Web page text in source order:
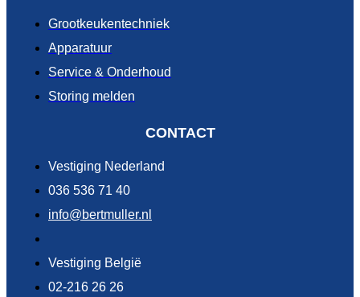
Grootkeukentechniek
Apparatuur
Service & Onderhoud
Storing melden
CONTACT
Vestiging Nederland
036 536 71 40
info@bertmuller.nl
Vestiging België
02-216 26 26